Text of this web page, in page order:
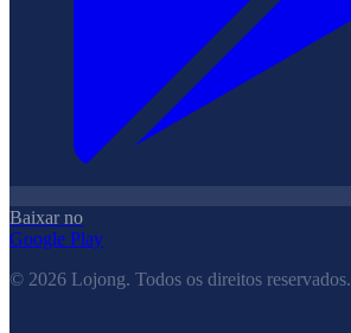
Baixar no
Google Play
© 2026 Lojong. Todos os direitos reservados.